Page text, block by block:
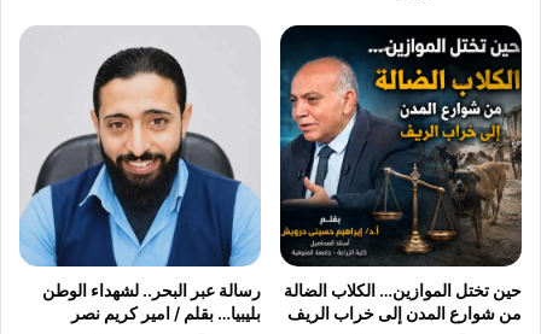
صف
ن
ا
ن
ا
ل
ك
ب
ي
ر
س
م
ي
حين تختل الموازين… الكلاب الضالة
من شوارع المدن إلى خراب الريف
رسالة عبر البحر.. لشهداء الوطن
بليبيا… بقلم / امير كريم نصر